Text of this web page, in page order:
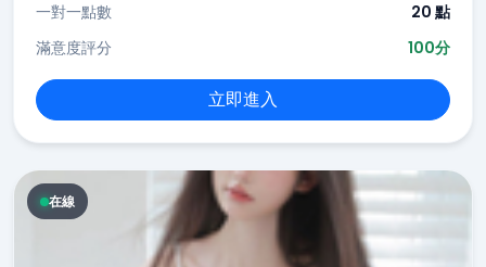
一對一點數
20 點
滿意度評分
100分
立即進入
在線